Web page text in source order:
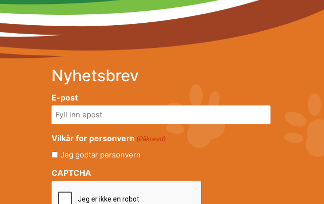
Nyhetsbrev
E-post
Vilkår for personvern (Påkrevd)
Jeg godtar personvern
CAPTCHA